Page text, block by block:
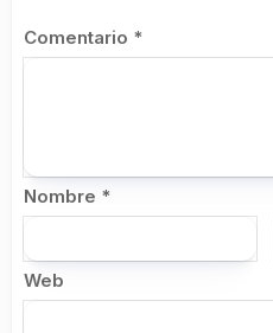
Comentario *
Nombre *
Web